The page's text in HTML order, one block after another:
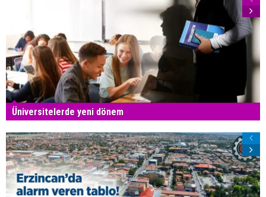
Üniversitelerde yeni dönem